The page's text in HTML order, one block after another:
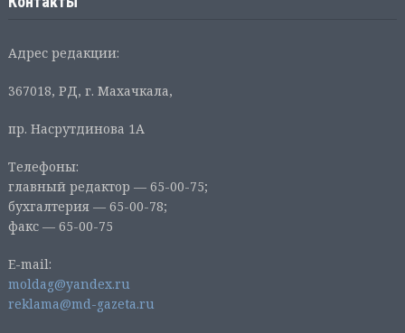
Адрес редакции:
367018, РД, г. Махачкала,
пр. Насрутдинова 1А
Телефоны:
главный редактор — 65-00-75;
бухгалтерия — 65-00-78;
факс — 65-00-75
E-mail:
moldag@yandex.ru
reklama@md-gazeta.ru